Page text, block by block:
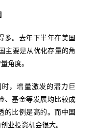
多。去年下半年在美国
主要是从优化存量的角
角度。
，增量激发的潜力巨
、基金等发展均比较成
的比例是高的。而中国
业投资机会很大。